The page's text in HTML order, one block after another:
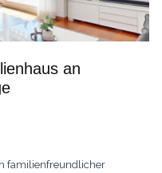
an
familienfreundlicher